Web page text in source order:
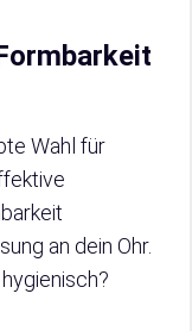
Wahl für
an dein Ohr.